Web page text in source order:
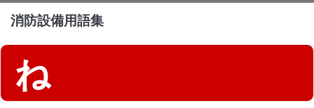
消防設備用語集
ね